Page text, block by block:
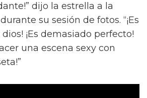
dijo la estrella a la
su sesión de fotos. “¡Es
¡Es demasiado perfecto!
una escena sexy con